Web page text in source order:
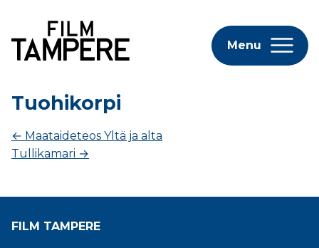
Menu
Tuohikorpi
← Maataideteos Yltä ja alta
Tullikamari →
FILM TAMPERE